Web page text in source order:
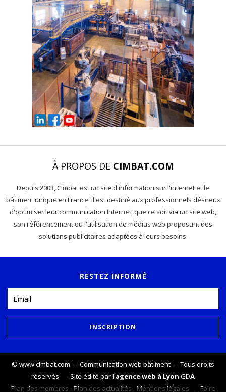
À PROPOS DE CIMBAT.COM
Depuis 2003, Cimbat est un site d'information sur l'internet et le
bâtiment unique en France. Il est destiné aux professionnels désireux
d'optimiser leur communication Internet, que ce soit via un site web,
son référencement ou l'utilisation de médias web proposant des
solutions publicitaires adaptées à leurs besoins.
RESTEZ INFORMÉ
© www.cimbat.com - Communication web bâtiment - Tous droits
réservés. - Site édité par l'agence web à Lyon GDA
Plan des membres -Plan des actualités -Mentions légales - Foire